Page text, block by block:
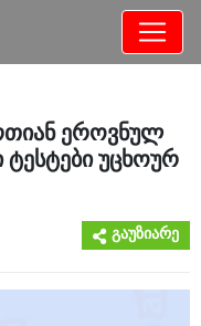
ეროვნულ
ტესტები უცხოურ
გაუზიარე